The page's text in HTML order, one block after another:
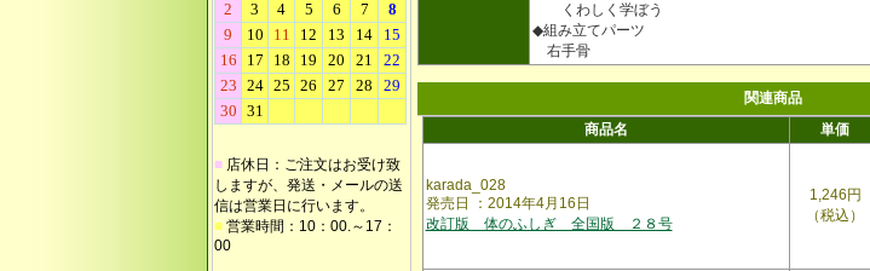
■ 店休日：ご注文はお受け致
しますが、発送・メールの送
信は営業日に行います。
■ 営業時間：10：00.～17：
00
くわしく学ぼう
◆組み立てパーツ
右手骨
関連商品
商品名
単価
karada_028
発売日 ：2014年4月16日
改訂版 体のふしぎ 全国版 ２８号
1,246円
（税込）